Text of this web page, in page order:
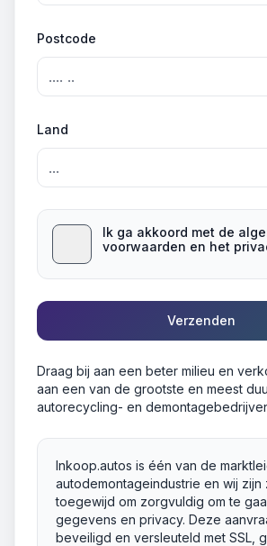
Postcode
Land
Ik ga akkoord met de
voorwaarden en het
Verzenden
Draag bij aan een beter milieu en
aan een van de grootste en meest
autorecycling- en
Inkoop.autos is één van de
autodemontageindustrie en wij zijn
toegewijd om zorgvuldig om te
gegevens en privacy. Deze
beveiligd en versleuteld met SSL,